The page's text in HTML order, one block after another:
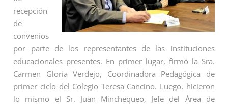
recepción
de
convenios
por parte de los representantes de las instituciones
educacionales presentes. En primer lugar, firmó la Sra.
Carmen Gloria Verdejo, Coordinadora Pedagógica de
primer ciclo del Colegio Teresa Cancino. Luego, hicieron
lo mismo el Sr. Juan Minchequeo, Jefe del Área de